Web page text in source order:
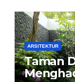
ARSITEKTUR
Taman